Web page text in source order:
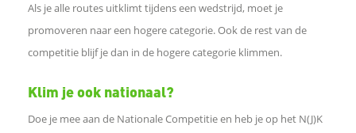
e
Als je alle routes uitklimt tijdens een wedstrijd, moet je
promoveren naar een hogere categorie. Ook de rest van de
competitie blijf je dan in de hogere categorie klimmen.
Klim je ook nationaal?
Doe je mee aan de Nationale Competitie en heb je op het N(J)K